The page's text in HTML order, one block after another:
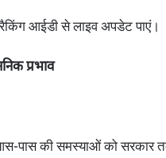
आईडी से लाइव अपडेट पाएं।
प्रभाव
पास की समस्याओं को सरकार